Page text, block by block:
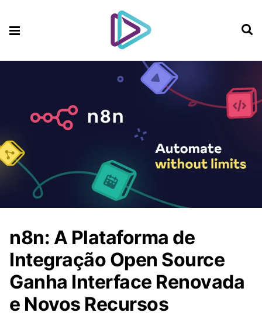
n8n: A Plataforma de
Integração Open Source
Ganha Interface Renovada
e Novos Recursos